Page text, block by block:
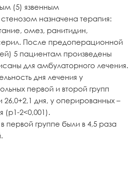
(5) язвенным
назначена терапия:
омез, ранитидин,
После предоперационной
5 пациентам произведены
для амбулаторного лечения.
дня лечения у
первой и второй групп
26,0+2,1 дня, у оперированных –
(p1-2<0,001).
первой группе были в 4,5 раза